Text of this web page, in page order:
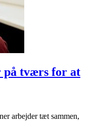
på tværs for at
arbejder tæt sammen,